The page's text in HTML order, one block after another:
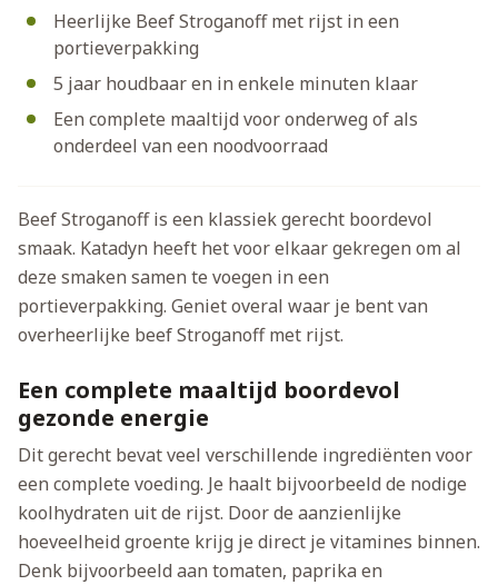
Heerlijke Beef Stroganoff met rijst in een
portieverpakking
5 jaar houdbaar en in enkele minuten klaar
Een complete maaltijd voor onderweg of als
onderdeel van een noodvoorraad
Beef Stroganoff is een klassiek gerecht boordevol
smaak. Katadyn heeft het voor elkaar gekregen om al
deze smaken samen te voegen in een
portieverpakking. Geniet overal waar je bent van
overheerlijke beef Stroganoff met rijst.
Een complete maaltijd boordevol
gezonde energie
Dit gerecht bevat veel verschillende ingrediënten voor
een complete voeding. Je haalt bijvoorbeeld de nodige
koolhydraten uit de rijst. Door de aanzienlijke
hoeveelheid groente krijg je direct je vitamines binnen.
Denk bijvoorbeeld aan tomaten, paprika en